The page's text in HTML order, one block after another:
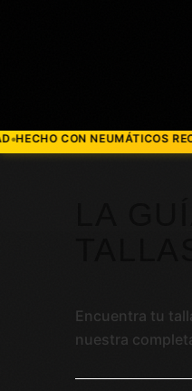
CON NEUMÁTICOS
Encuentra tu
nuestra